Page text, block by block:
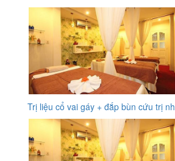
Trị liệu cổ vai gáy + đắp bùn cứu trị